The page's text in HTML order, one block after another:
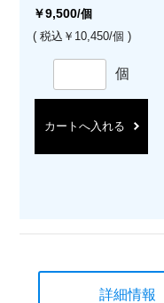
￥9,500/個
( 税込￥10,450/個 )
個
カートへ入れる
詳細情報